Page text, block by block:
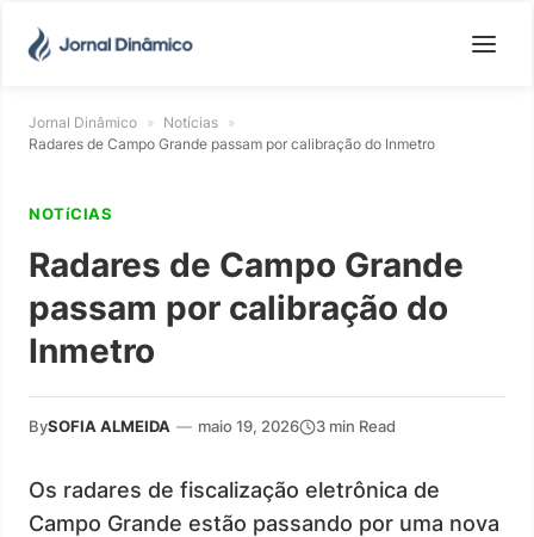
Jornal Dinâmico » Notícias »
Radares de Campo Grande passam por calibração do Inmetro
NOTíCIAS
Radares de Campo Grande
passam por calibração do
Inmetro
BySOFIA ALMEIDA — maio 19, 2026 3 min Read
Os radares de fiscalização eletrônica de
Campo Grande estão passando por uma nova